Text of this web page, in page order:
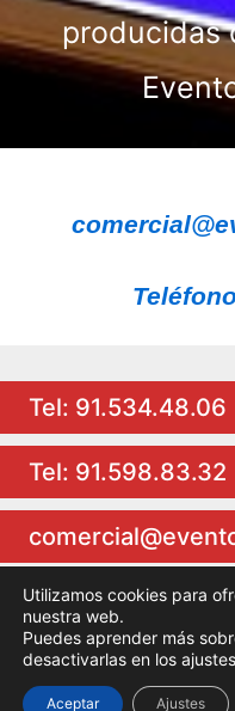
producidas
Tel: 91.534.48.06
Tel: 91.598.83.32
Copyright © 2026
Utilizamos cookies para
nuestra web.
Puedes aprender más
desactivarlas en los
Aceptar Ajustes